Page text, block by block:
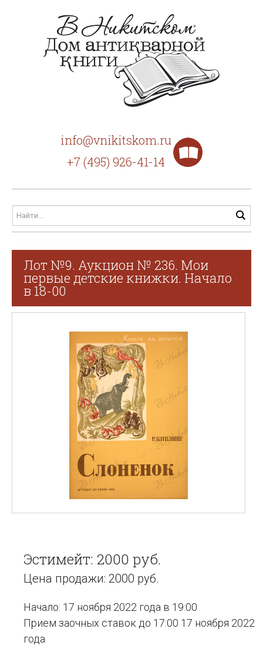
info@vnikitskom.ru
+7 (495) 926-41-14
Лот №9. Аукцион № 236. Мои
первые детские книжки. Начало
в 18-00
Эстимейт: 2000 руб.
Цена продажи: 2000 руб.
Начало: 17 ноября 2022 года в 19:00
Прием заочных ставок до 17:00 17 ноября 2022
года